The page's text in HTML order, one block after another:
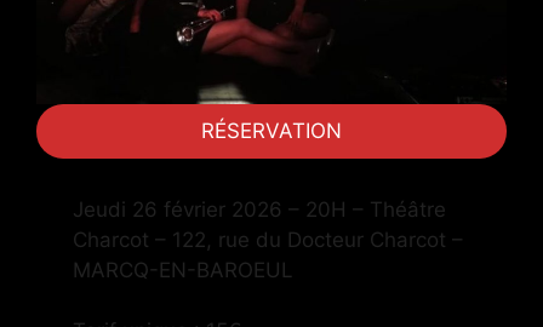
RÉSERVATION
Jeudi 26 février 2026 – 20H – Théâtre
Charcot – 122, rue du Docteur Charcot –
MARCQ-EN-BAROEUL